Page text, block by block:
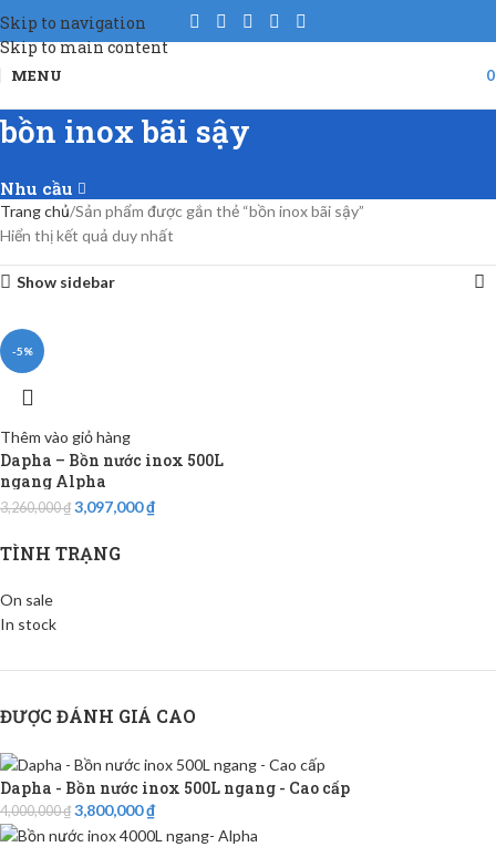
Skip to navigation
Skip to main content
MENU
bồn inox bãi sậy
Nhu cầu
TÌNH TRẠNG
On sale
In stock
ĐƯỢC ĐÁNH GIÁ CAO
Dapha - Bồn nước inox 500L ngang - Cao cấp
4,000,000₫ 3,800,000₫
Trang chủ Sản phẩm được gắn thẻ “bồn inox bãi sậy”
Hiển thị kết quả duy nhất
Show sidebar
-5%
Thêm vào giỏ hàng
Dapha – Bồn nước inox 500L
ngang Alpha
3,260,000₫ 3,097,000₫